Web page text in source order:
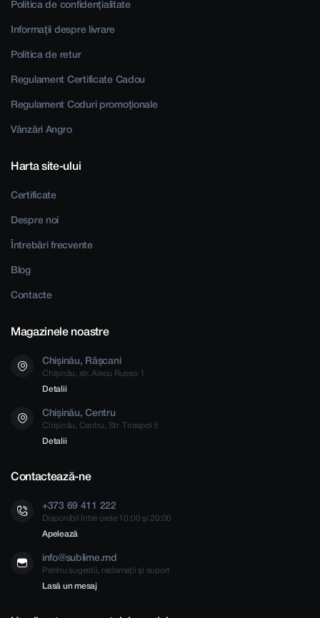
Politica de confidențialitate
Informații despre livrare
Politica de retur
Regulament Certificate Cadou
Regulament Coduri promoționale
Vânzări Angro
Harta site-ului
Certificate
Despre noi
Întrebări frecvente
Blog
Contacte
Magazinele noastre
Chișinău, Râșcani
Chișinău, str. Alecu Russo 1
Detalii
Chișinău, Centru
Chișinău, Centru, Str. Tiraspol 5
Detalii
Contactează-ne
+373 69 411 222
Disponibil între orele 10:00 și 20:00
Apelează
info@sublime.md
Pentru sugestii, reclamații și suport
Lasă un mesaj